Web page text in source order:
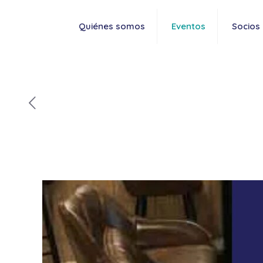
Quiénes somos Eventos Socios